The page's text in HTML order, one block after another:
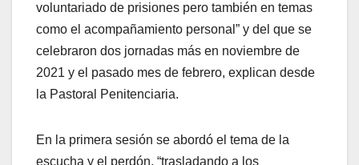
voluntariado de prisiones pero también en temas
como el acompañamiento personal” y del que se
celebraron dos jornadas más en noviembre de
2021 y el pasado mes de febrero, explican desde
la Pastoral Penitenciaria.
En la primera sesión se abordó el tema de la
escucha y el perdón, “trasladando a los